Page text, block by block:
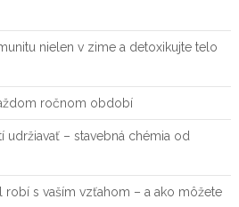
nielen v zime a detoxikujte telo
ročnom období
udržiavať – stavebná chémia od
robí s vaším vzťahom – a ako môžete